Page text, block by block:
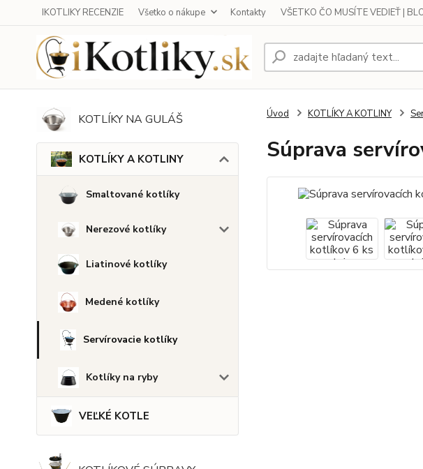
IKOTLIKY RECENZIE Všetko o nákupe Kontakty VŠETKO ČO MUSÍTE VEDIEŤ |
KOTLÍKY NA GULÁŠ
KOTLÍKY A KOTLINY
Smaltované kotlíky
Nerezové kotlíky
Liatinové kotlíky
Medené kotlíky
Servírovacie kotlíky
Kotlíky na ryby
VEĽKÉ KOTLE
Úvod KOTLÍKY A KOTLINY
Súprava